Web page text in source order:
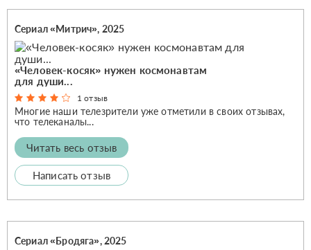
Сериал «Митрич», 2025
«Человек-косяк» нужен космонавтам
для души...
1 отзыв
Многие наши телезрители уже отметили в своих отзывах,
что телеканалы...
Читать весь отзыв
Написать отзыв
Сериал «Бродяга», 2025